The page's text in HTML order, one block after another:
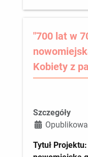
"700 lat w
Kobiety z
Szczegóły
Tytuł